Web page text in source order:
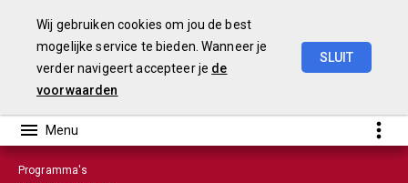
Wij gebruiken cookies om jou de best
mogelijke service te bieden. Wanneer je
verder navigeert accepteer je de
voorwaarden
SLUIT
Programma's